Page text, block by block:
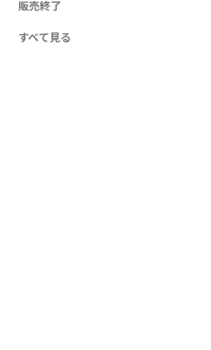
販売終了
すべて見る